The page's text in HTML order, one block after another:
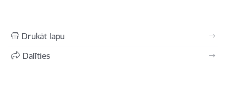
Drukāt lapu
Dalīties